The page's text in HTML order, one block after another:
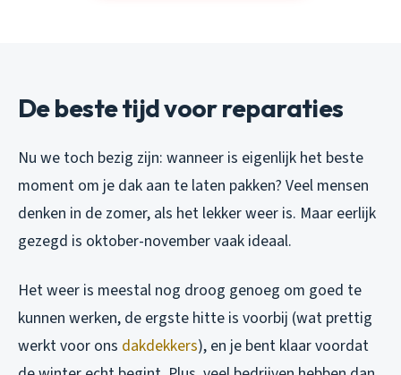
De beste tijd voor reparaties
Nu we toch bezig zijn: wanneer is eigenlijk het beste
moment om je dak aan te laten pakken? Veel mensen
denken in de zomer, als het lekker weer is. Maar eerlijk
gezegd is oktober-november vaak ideaal.
Het weer is meestal nog droog genoeg om goed te
kunnen werken, de ergste hitte is voorbij (wat prettig
werkt voor ons dakdekkers), en je bent klaar voordat